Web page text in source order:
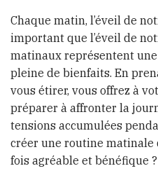
Chaque matin, l’éveil de
important que l’éveil de
matinaux représentent
pleine de bienfaits. En
vous étirer, vous offrez à
préparer à affronter la
tensions accumulées
créer une routine matinale
fois agréable et bénéfique ?